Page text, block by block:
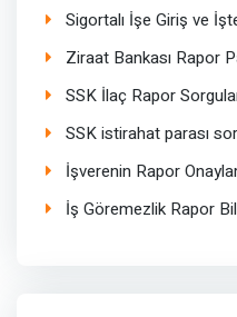
Sigortalı İşe Giriş ve
Ziraat Bankası Rapor
SSK İlaç Rapor
SSK istirahat parası
İşverenin Rapor
İş Göremezlik Rapor